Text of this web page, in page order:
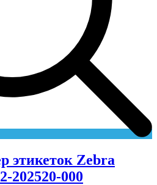
этикеток Zebra
202520-000